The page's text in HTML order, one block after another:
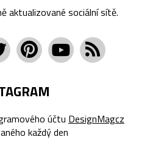
aktualizované sociální sítě.
účtu DesignMagcz
každý den